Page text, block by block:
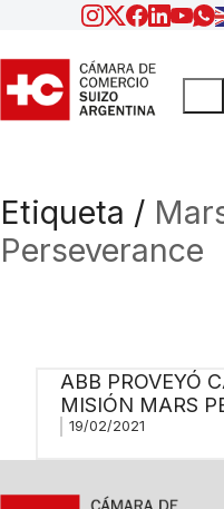
Etiqueta /
Perseverance
ABB PROVEYÓ
MISIÓN MARS
19/02/2021